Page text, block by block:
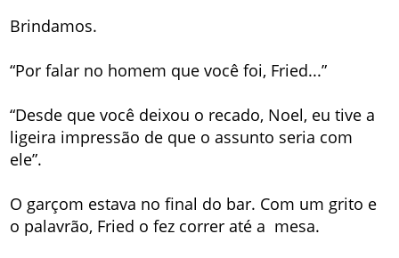
Brindamos.
“Por falar no homem que você foi, Fried...”
“Desde que você deixou o recado, Noel, eu tive a
ligeira impressão de que o assunto seria com
ele”.
O garçom estava no final do bar. Com um grito e
o palavrão, Fried o fez correr até a mesa.